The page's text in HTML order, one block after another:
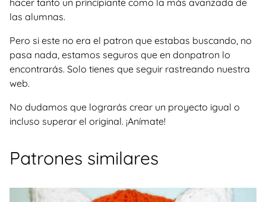
hacer tanto un principiante como la más avanzada de
las alumnas.
Pero si este no era el patron que estabas buscando, no
pasa nada, estamos seguros que en donpatron lo
encontrarás. Solo tienes que seguir rastreando nuestra
web.
No dudamos que lograrás crear un proyecto igual o
incluso superar el original. ¡Anímate!
Patrones similares